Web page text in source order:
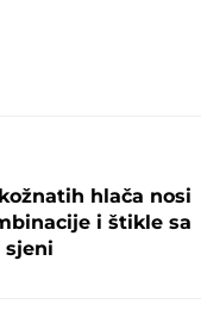
hlača nosi
i štikle sa
sjeni